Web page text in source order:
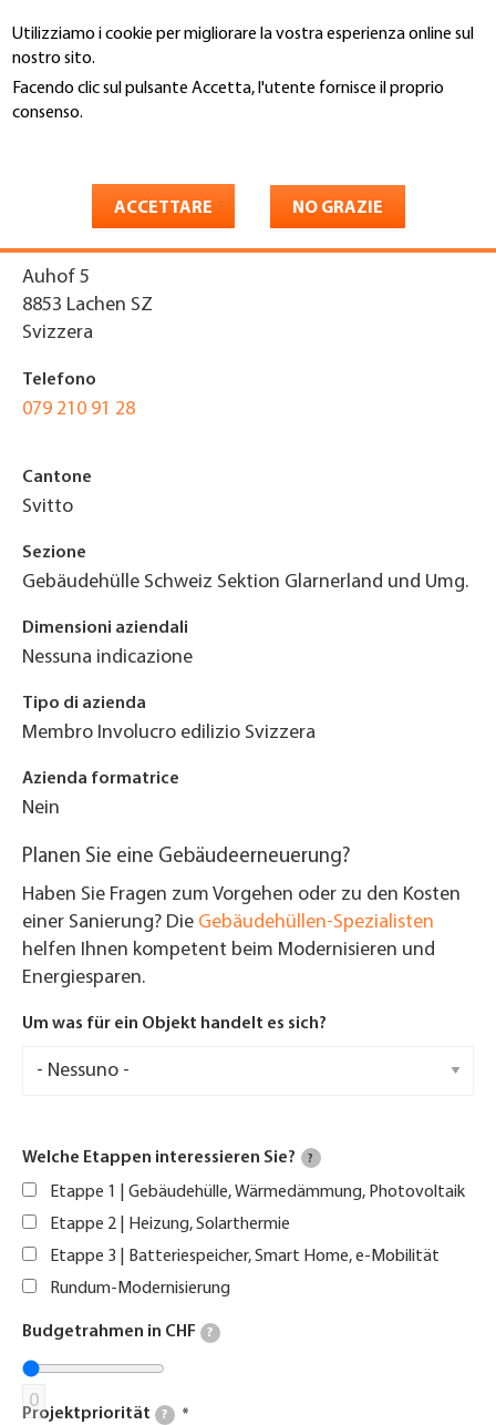
Utilizziamo i cookie per migliorare la vostra esperienza online sul
nostro sito.
Facendo clic sul pulsante Accetta, l'utente fornisce il proprio
consenso.
ACCETTARE NO GRAZIE
al
contenuto
principale
You
Indirizzo
Auhof 5
8853 Lachen SZ
Svizzera
Telefono
079 210 91 28
Cantone
Svitto
Sezione
Gebäudehülle Schweiz Sektion Glarnerland und Umg.
Dimensioni aziendali
Nessuna indicazione
Tipo di azienda
Membro Involucro edilizio Svizzera
Azienda formatrice
Nein
Planen Sie eine Gebäudeerneuerung?
Haben Sie Fragen zum Vorgehen oder zu den Kosten
einer Sanierung? Die Gebäudehüllen-Spezialisten
helfen Ihnen kompetent beim Modernisieren und
Energiesparen.
Um was für ein Objekt handelt es sich?
Welche Etappen interessieren Sie? ?
Etappe 1 | Gebäudehülle, Wärmedämmung, Photovoltaik
Etappe 2 | Heizung, Solarthermie
Etappe 3 | Batteriespeicher, Smart Home, e-Mobilität
Rundum-Modernisierung
Budgetrahmen in CHF ?
0
Projektpriorität ?